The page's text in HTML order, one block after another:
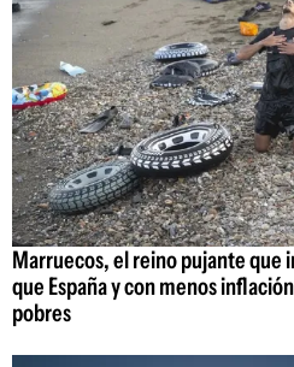
Marruecos, el reino pujante que
que España y con menos
pobres